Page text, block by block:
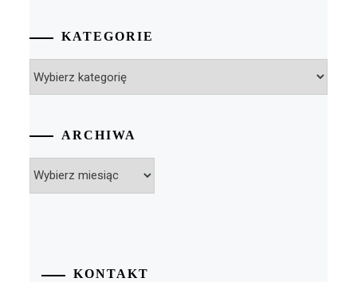
KATEGORIE
ARCHIWA
KONTAKT